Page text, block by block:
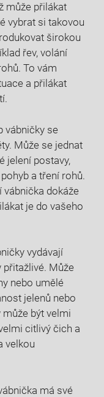
může přilákat
vybrat si takovou
širokou
řev, volání
To vám
a přilákat‌
vábničky⁢ se
Může se‍ jednat
jelení postavy,
a⁣ tření rohů.⁤
vábnička dokáže
je do vašeho
vydávají
přitažlivé. ⁤Může
‌nebo umělé
jelenů nebo
může být velmi
citlivý čich a
velkou
‌má ⁣své